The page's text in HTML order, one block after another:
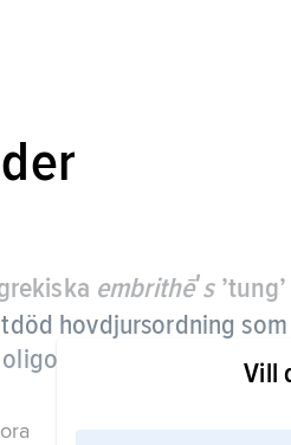
embrithēʹs
hovdjursordning
för cirka 50–30
Vill